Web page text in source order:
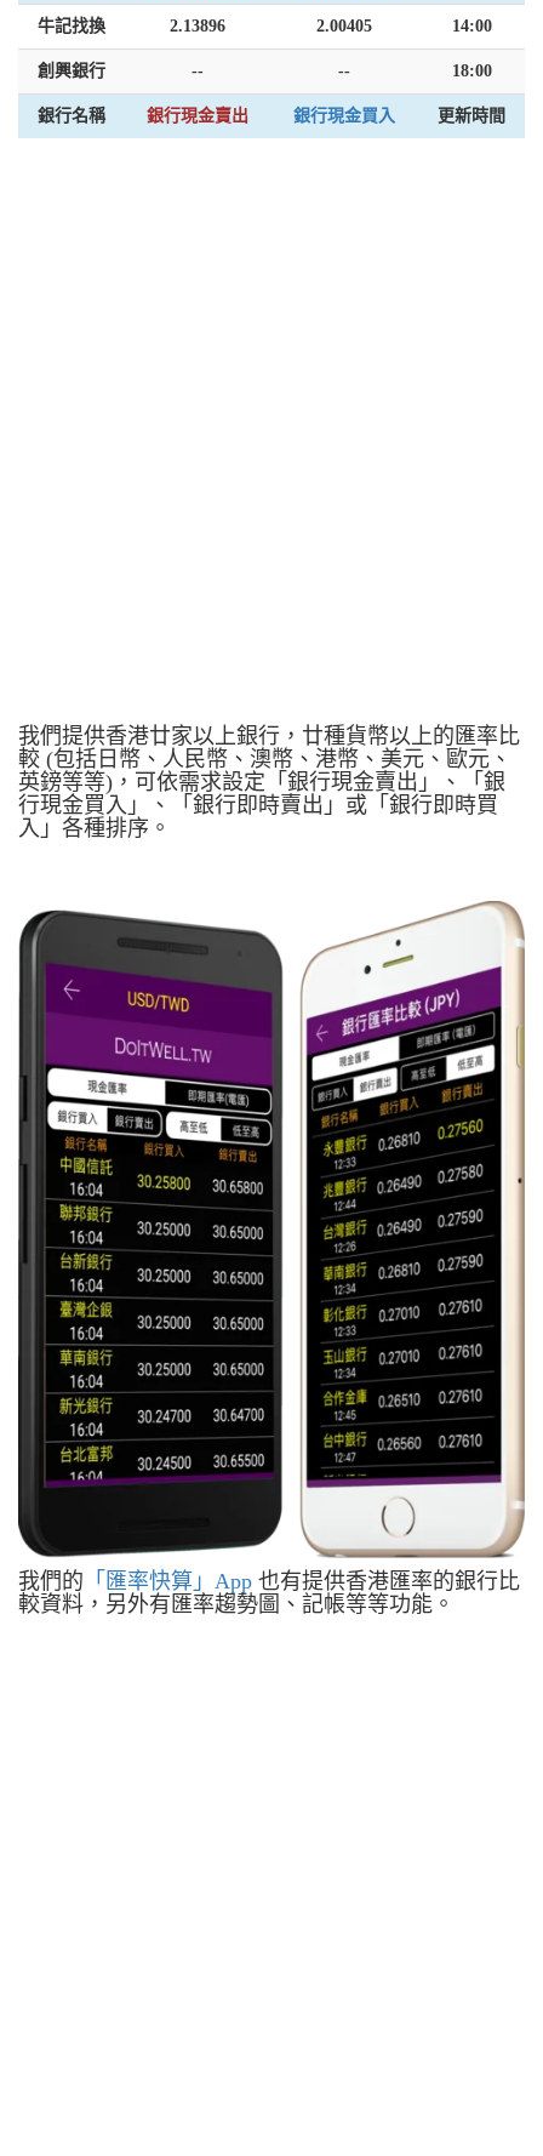
牛記找換 2.13896 2.00405 14:00
創興銀行 -- -- 18:00
銀行名稱 銀行現金賣出 銀行現金買入 更新時間
我們提供香港廿家以上銀行，廿種貨幣以上的匯率比
較 (包括日幣、人民幣、澳幣、港幣、美元、歐元、
英鎊等等)，可依需求設定「銀行現金賣出」、「銀
行現金買入」、「銀行即時賣出」或「銀行即時買
入」各種排序。
我們的 「匯率快算」App 也有提供香港匯率的銀行比
較資料，另外有匯率趨勢圖、記帳等等功能。